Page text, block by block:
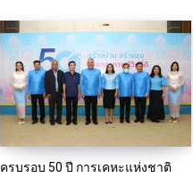
ครบรอบ 50 ปี การเคหะแห่งชาติ